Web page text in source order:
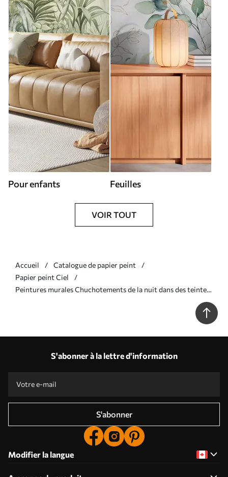
Pour enfants Feuilles
VOIR TOUT
Accueil
Catalogue de papier peint
Papier peint Ciel
Peintures murales Chuchotements de la nuit dans des teintes
S'abonner à la lettre d'information
S'abonner
Modifier la langue